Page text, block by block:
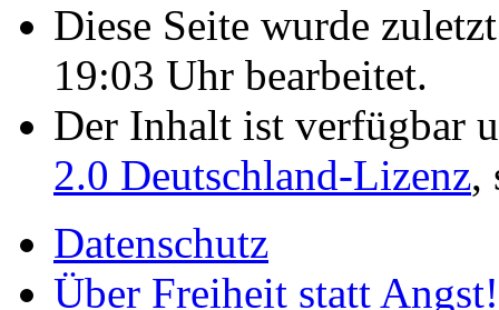
Diese Seite wurde
19:03 Uhr bearbeitet.
Der Inhalt ist verfügbar
2.0 Deutschland-Lizenz,
Datenschutz
Über Freiheit statt Angst!